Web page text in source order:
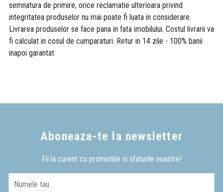
semnatura de primire, orice reclamatie ulterioara privind
integritatea produselor nu mai poate fi luata in considerare.
Livrarea produselor se face pana in fata imobilului. Costul livrarii va
fi calculat in cosul de cumparaturi. Retur in 14 zile - 100% banii
inapoi garantat
Aboneaza-te la newsletter
Fii la curent cu promotiile si sfaturile noastre!
Numele tau